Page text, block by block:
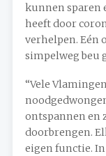
kunnen sparen
heeft door
verhelpen. Eén
simpelweg beu
“Vele
ontspannen en
doorbrengen.
eigen functie.